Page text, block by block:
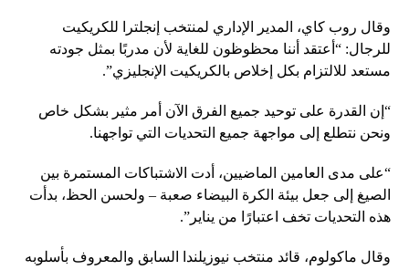
وقال روب كاي، المدير الإداري لمنتخب إنجلترا للكريكيت
للرجال: “أعتقد أننا محظوظون للغاية لأن مدربًا بمثل جودته
مستعد للالتزام بكل إخلاص بالكريكيت الإنجليزي”.
“إن القدرة على توحيد جميع الفرق الآن أمر مثير بشكل خاص
ونحن نتطلع إلى مواجهة جميع التحديات التي تواجهنا.
“على مدى العامين الماضيين، أدت الاشتباكات المستمرة بين
الصيغ إلى جعل بيئة الكرة البيضاء صعبة – ولحسن الحظ، بدأت
هذه التحديات تخف اعتبارًا من يناير”.
وقال ماكولوم، قائد منتخب نيوزيلندا السابق والمعروف بأسلوبه